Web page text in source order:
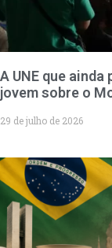
A UNE que
jovem sobre o
29 de julho de 2026